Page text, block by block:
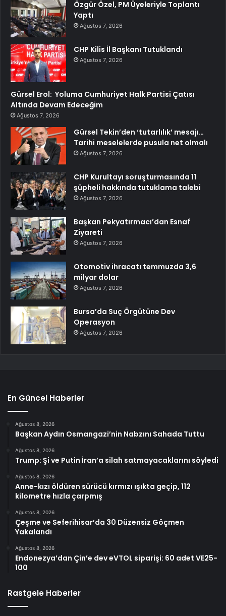
Özgür Özel, PM Üyeleriyle Toplantı
Yaptı
Ağustos 7, 2026
CHP Kilis İl Başkanı Tutuklandı
Ağustos 7, 2026
Gürsel Erol: Yoluma Cumhuriyet Halk Partisi Çatısı
Altında Devam Edeceğim
Ağustos 7, 2026
Gürsel Tekin’den ‘tutarlılık’ mesajı…
Tarihi meselelerde pusula net olmalı
Ağustos 7, 2026
CHP Kurultayı soruşturmasında 11
şüpheli hakkında tutuklama talebi
Ağustos 7, 2026
Başkan Pekyatırmacı’dan Esnaf
Ziyareti
Ağustos 7, 2026
Otomotiv ihracatı temmuzda 3,6
milyar dolar
Ağustos 7, 2026
Bursa’da Suç Örgütüne Dev
Operasyon
Ağustos 7, 2026
En Güncel Haberler
Ağustos 8, 2026
Başkan Aydın Osmangazi’nin Nabzını Sahada Tuttu
Ağustos 8, 2026
Trump: Şi ve Putin İran’a silah satmayacaklarını söyledi
Ağustos 8, 2026
Anne-kızı öldüren sürücü kırmızı ışıkta geçip, 112
kilometre hızla çarpmış
Ağustos 8, 2026
Çeşme ve Seferihisar’da 30 Düzensiz Göçmen
Yakalandı
Ağustos 8, 2026
Endonezya’dan Çin’e dev eVTOL siparişi: 60 adet VE25-
100
Rastgele Haberler